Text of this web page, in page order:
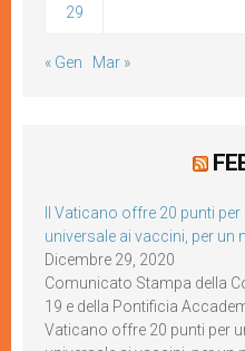
29
« Gen Mar »
Il Vaticano offre 20 punti
universale ai vaccini, per
Dicembre 29, 2020
Comunicato Stampa della
19 e della Pontificia
Vaticano offre 20 punti per